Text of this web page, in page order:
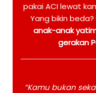
pakai ACI lewat
Yang bikin beda?
anak-anak
gerakan
“Kamu bukan